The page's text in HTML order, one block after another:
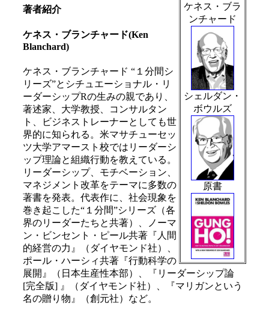
ケネス・ブラ
ンチャード
シェルダン・
ボウルズ
原書
著者紹介
ケネス・ブランチャード(Ken
Blanchard)
ケネス・ブランチャード “１分間シ
リーズ”とシチュエーショナル・リ
ーダーシップRの生みの親であり、
著述家、大学教授、コンサルタン
ト、ビジネストレーナーとしても世
界的に知られる。米マサチューセッ
ツ大学アマースト校ではリーダーシ
ップ理論と組織行動を教えている。
リーダーシップ、モチベーション、
マネジメント改革をテーマに多数の
著書を発表。代表作に、社会現象を
巻き起こした“１分間”シリーズ（各
界のリーダーたちと共著）、ノーマ
ン・ビンセント・ピール共著『人間
的経営の力』（ダイヤモンド社）、
ポール・ハーシィ共著『行動科学の
展開』（日本生産性本部）、『リーダーシップ論
[完全版] 』（ダイヤモンド社）、『マリガンという
名の贈り物』（創元社）など。